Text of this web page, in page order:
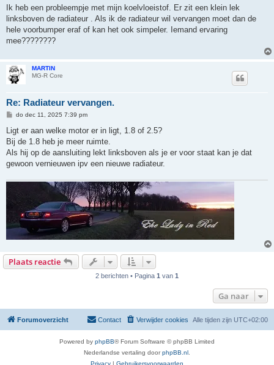
c
h
Ik heb een probleempje met mijn koelvloeistof. Er zit een klein lek
linksboven de radiateur . Als ik de radiateur wil vervangen moet dan de
hele voorbumper eraf of kan het ook simpeler. Iemand ervaring
mee????????
MARTIN
MG-R Core
Re: Radiateur vervangen.
B
r
i
h
do dec 11, 2025 7:39 pm
Ligt er aan welke motor er in ligt, 1.8 of 2.5?
Bij de 1.8 heb je meer ruimte.
Als hij op de aansluiting lekt linksboven als je er voor staat kan je dat
gewoon vernieuwen ipv een nieuwe radiateur.
Plaats reactie
2 berichten • Pagina 1 van 1
Ga naar
Forumoverzicht Alle tijden zijn UTC+02:00
Verwijder cookies
Contact
Powered by phpBB® Forum Software © phpBB Limited
Nederlandse vertaling doorphpBB.nl.
Privacy | Gebruikersvoorwaarden